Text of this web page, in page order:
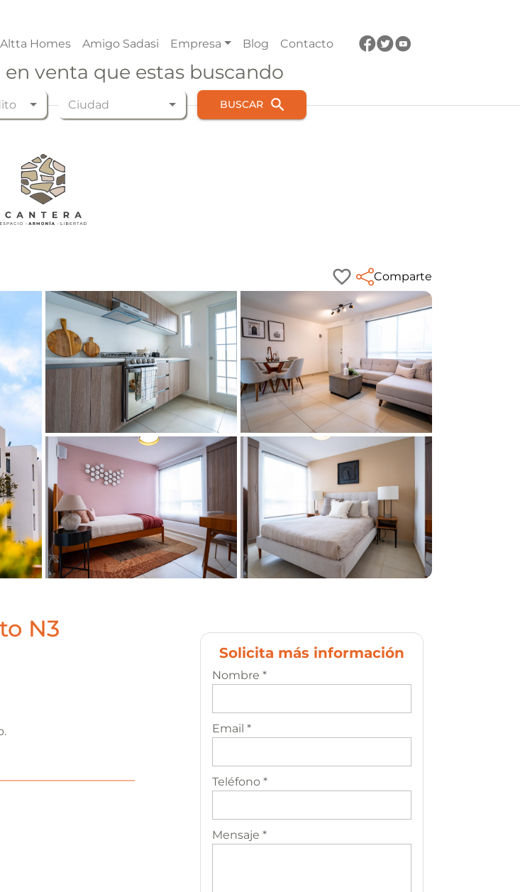
Altta Homes Amigo Sadasi Empresa Blog Contacto
en venta que estas buscando
Ciudad BUSCAR
Comparte
N3
Solicita más información
Nombre *
Email *
Teléfono *
Mensaje *